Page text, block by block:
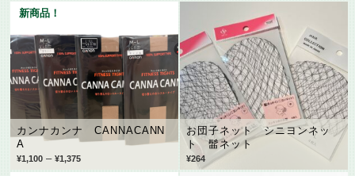
カンナカンナ CANNACANN
A
¥1,100 –¥1,375
新商品！
お団子ネット シニヨンネッ
ト 髷ネット
¥264